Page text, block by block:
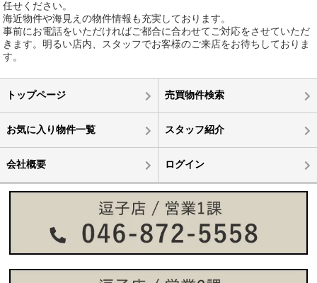
任せください。
海近物件や海見えの物件情報も充実しております。
事前にお電話をいただければご都合に合わせてご対応をさせていただ
きます。明るい店内、スタッフでお客様のご来店をお待ちしておりま
す。
トップページ 売買物件検索
お気に入り物件一覧 スタッフ紹介
会社概要 ログイン